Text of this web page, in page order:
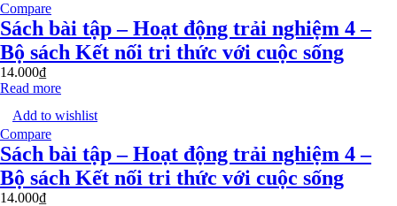
Compare
Sách bài tập – Hoạt động trải nghiệm 4 –
Bộ sách Kết nối tri thức với cuộc sống
14.000₫
Read more
Add to wishlist
Compare
Sách bài tập – Hoạt động trải nghiệm 4 –
Bộ sách Kết nối tri thức với cuộc sống
14.000₫